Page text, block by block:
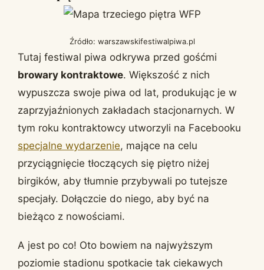
Źródło: warszawskifestiwalpiwa.pl
Tutaj festiwal piwa odkrywa przed gośćmi
browary kontraktowe. Większość z nich
wypuszcza swoje piwa od lat, produkując je w
zaprzyjaźnionych zakładach stacjonarnych. W
tym roku kontraktowcy utworzyli na Facebooku
specjalne wydarzenie, mające na celu
przyciągnięcie tłoczących się piętro niżej
birgików, aby tłumnie przybywali po tutejsze
specjały. Dołączcie do niego, aby być na
bieżąco z nowościami.
A jest po co! Oto bowiem na najwyższym
poziomie stadionu spotkacie tak ciekawych